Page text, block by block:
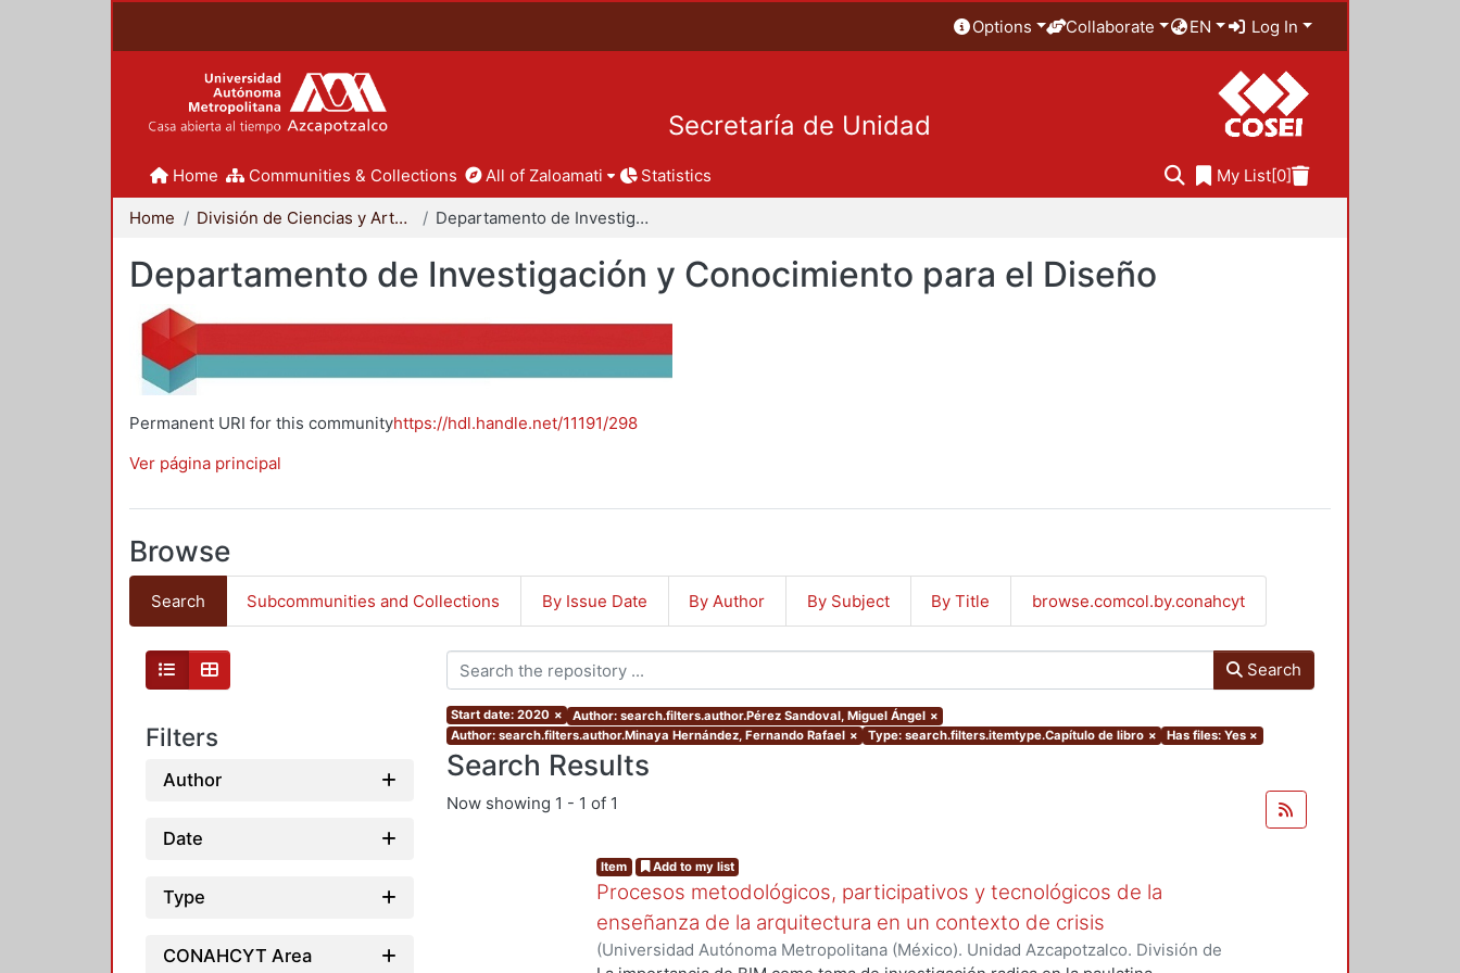
Options Collaborate EN Log In
Secretaría de Unidad
Home Communities & Collections All of Zaloamati Statistics My List[0]
Home División de Ciencias y Artes para el Diseño Departamento de Investigación y Conocimiento para el Diseño
Departamento de Investigación y Conocimiento para el Diseño
Permanent URI for this communityhttps://hdl.handle.net/11191/298
Ver página principal
Browse
Search Subcommunities and Collections By Issue Date By Author By Subject By Title browse.comcol.by.conahcyt
Filters
Author
Date
Type
CONAHCYT Area
Search
Start date: 2020 × Author: search.filters.author.Pérez Sandoval, Miguel Ángel ×
Author: search.filters.author.Minaya Hernández, Fernando Rafael × Type: search.filters.itemtype.Capítulo de libro × Has files: Yes ×
Search Results
Now showing 1 - 1 of 1
Item Add to my list
Procesos metodológicos, participativos y tecnológicos de la
enseñanza de la arquitectura en un contexto de crisis
(Universidad Autónoma Metropolitana (México). Unidad Azcapotzalco. División de